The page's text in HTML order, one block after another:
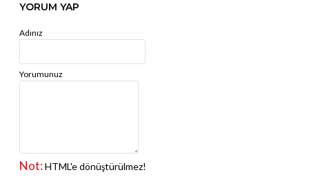
YORUM YAP
Adınız
Yorumunuz
Not:HTML'e dönüştürülmez!